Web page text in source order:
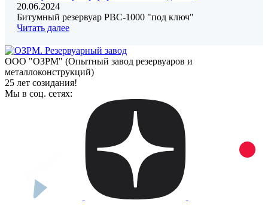
20.06.2024
Битумный резервуар РВС-1000 "под ключ"
Читать далее
ООО "ОЗРМ" (Опытный завод резервуаров и
металлоконструкций)
25 лет созидания!
Мы в соц. сетях: